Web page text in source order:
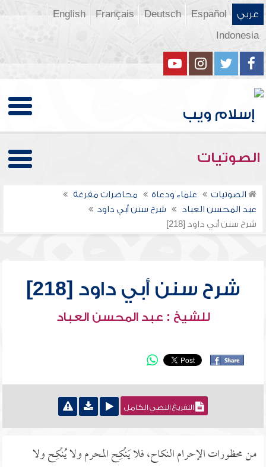
عربي Español
Deutsch
Français
English
Indonesia
الصوتيات
الصوتيات علماء ودعاة
محاضرات مفرغة
عبد المحسن العباد
شرح سنن أبي داود
شرح سنن أبي داود [218]
شرح سنن أبي داود [218]
للشيخ : عبد المحسن العباد
التفريغ النصي الكامل
من محظورات الإحرام النكاح، فلا يَنْكِح المحرم ولا يُنْكِح ولا